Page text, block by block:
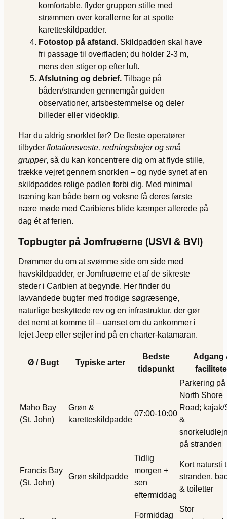
komfortable, flyder gruppen stille med
strømmen over korallerne for at spotte
karetteskildpadder.
Fotostop på afstand. Skildpadden skal have
fri passage til overfladen; du holder 2-3 m,
mens den stiger op efter luft.
Afslutning og debrief. Tilbage på
båden/stranden gennemgår guiden
observationer, artsbestemmelse og deler
billeder eller videoklip.
Har du aldrig snorklet før? De fleste operatører
tilbyder flotations­veste, redningsbøjer og små
grupper, så du kan koncentrere dig om at flyde stille,
trække vejret gennem snorklen – og nyde synet af en
skildpaddes rolige padlen forbi dig. Med minimal
træning kan både børn og voksne få deres første
nære møde med Caribiens blide kæmper allerede på
dag ét af ferien.
Topbugter på Jomfruøerne (USVI & BVI)
Drømmer du om at svømme side om side med
havskildpadder, er Jomfruøerne et af de sikreste
steder i Caribien at begynde. Her finder du
lavvandede bugter med frodige søgræsenge,
naturlige beskyttede rev og en infrastruktur, der gør
det nemt at komme til – uanset om du ankommer i
lejet Jeep eller sejler ind på en charter-katamaran.
Ø / Bugt Typiske arter
Bedste
tidspunkt
Adgang
Maho Bay
(St. John)
Grøn &
karetteskildpadde
07:00-10:00
Parkering på
North Shore
Road; kajak/
&
på stranden
Francis Bay
(St. John)
Grøn skildpadde
Tidlig
morgen +
sen
eftermiddag
Kort natursti
stranden,
& toiletter
Formiddag
Stor